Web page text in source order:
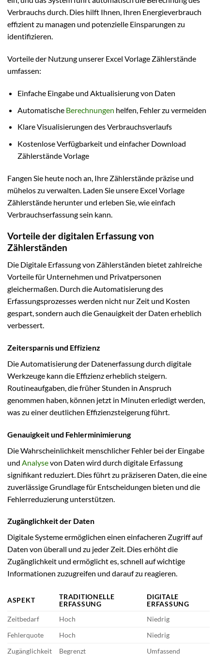
Verbrauchs durch. Dies hilft Ihnen, Ihren Energieverbrauch
effizient zu managen und potenzielle Einsparungen zu
identifizieren.
Vorteile der Nutzung unserer Excel Vorlage Zählerstände
umfassen:
Einfache Eingabe und Aktualisierung von Daten
Automatische Berechnungen helfen, Fehler zu vermeiden
Klare Visualisierungen des Verbrauchsverlaufs
Kostenlose Verfügbarkeit und einfacher Download
Zählerstände Vorlage
Fangen Sie heute noch an, Ihre Zählerstände präzise und
mühelos zu verwalten. Laden Sie unsere Excel Vorlage
Zählerstände herunter und erleben Sie, wie einfach
Verbrauchserfassung sein kann.
Vorteile der digitalen Erfassung von
Zählerständen
Die Digitale Erfassung von Zählerständen bietet zahlreiche
Vorteile für Unternehmen und Privatpersonen
gleichermaßen. Durch die Automatisierung des
Erfassungsprozesses werden nicht nur Zeit und Kosten
gespart, sondern auch die Genauigkeit der Daten erheblich
verbessert.
Zeitersparnis und Effizienz
Die Automatisierung der Datenerfassung durch digitale
Werkzeuge kann die Effizienz erheblich steigern.
Routineaufgaben, die früher Stunden in Anspruch
genommen haben, können jetzt in Minuten erledigt werden,
was zu einer deutlichen Effizienzsteigerung führt.
Genauigkeit und Fehlerminimierung
Die Wahrscheinlichkeit menschlicher Fehler bei der Eingabe
und Analysevon Daten wird durch digitale Erfassung
signifikant reduziert. Dies führt zu präziseren Daten, die eine
zuverlässige Grundlage für Entscheidungen bieten und die
Fehlerreduzierung unterstützen.
Zugänglichkeit der Daten
Digitale Systeme ermöglichen einen einfacheren Zugriff auf
Daten von überall und zu jeder Zeit. Dies erhöht die
Zugänglichkeit und ermöglicht es, schnell auf wichtige
Informationen zuzugreifen und darauf zu reagieren.
ASPEKT
TRADITIONELLE
ERFASSUNG
DIGITALE
ERFASSUNG
Zeitbedarf
Hoch
Niedrig
Fehlerquote
Hoch
Niedrig
Zugänglichkeit
Begrenzt Umfassend